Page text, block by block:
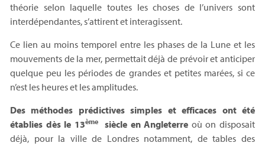
théorie selon laquelle toutes les choses de l’univers sont
interdépendantes, s’attirent et interagissent.
Ce lien au moins temporel entre les phases de la Lune et les
mouvements de la mer, permettait déjà de prévoir et anticiper
quelque peu les périodes de grandes et petites marées, si ce
n’est les heures et les amplitudes.
Des méthodes prédictives simples et efficaces ont été
établies dès le 13èmesiècle en Angleterre où on disposait
déjà, pour la ville de Londres notamment, de tables des